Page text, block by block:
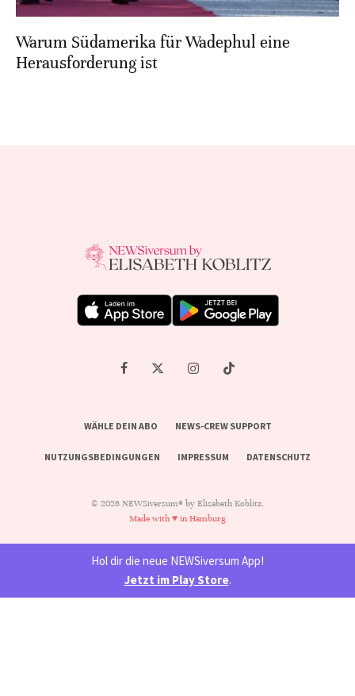
Warum Südamerika für Wadephul eine
Herausforderung ist
WÄHLE DEIN ABO NEWS-CREW SUPPORT
NUTZUNGSBEDINGUNGEN IMPRESSUM DATENSCHUTZ
© 2026 NEWSiversum® by Elisabeth Koblitz.
Made with ♥ in Hamburg
Hol dir die neue NEWSiversum App!
Jetzt im Play Store.